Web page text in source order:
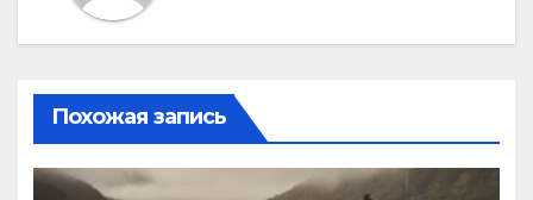
Похожая запись